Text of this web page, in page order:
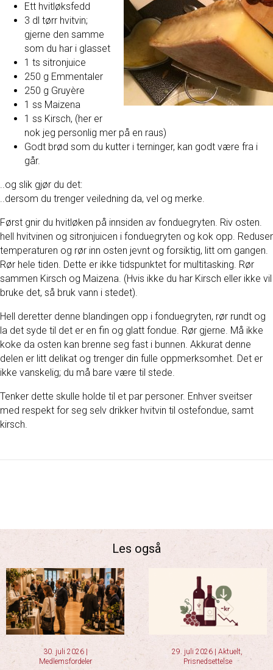
Ett hvitløksfedd
3 dl tørr hvitvin;
gjerne den samme
som du har i glasset
1 ts sitronjuice
250 g Emmentaler
250 g Gruyère
1 ss Maizena
1 ss Kirsch, (her er
nok jeg personlig mer på en raus)
Godt brød som du kutter i terninger, kan godt være fra i
går.
..og slik gjør du det:
..dersom du trenger veiledning da, vel og merke.
Først gnir du hvitløken på innsiden av fonduegryten. Riv osten.
hell hvitvinen og sitronjuicen i fonduegryten og kok opp. Reduser
temperaturen og rør inn osten jevnt og forsiktig, litt om gangen.
Rør hele tiden. Dette er ikke tidspunktet for multitasking. Rør
sammen Kirsch og Maizena. (Hvis ikke du har Kirsch eller ikke vil
bruke det, så bruk vann i stedet).
Hell deretter denne blandingen opp i fonduegryten, rør rundt og
la det syde til det er en fin og glatt fondue. Rør gjerne. Må ikke
koke da osten kan brenne seg fast i bunnen. Akkurat denne
delen er litt delikat og trenger din fulle oppmerksomhet. Det er
ikke vanskelig; du må bare være til stede.
Tenker dette skulle holde til et par personer. Enhver sveitser
med respekt for seg selv drikker hvitvin til ostefondue, samt
kirsch.
Les også
30. juli 2026 |
Medlemsfordeler
29. juli 2026 | Aktuelt,
Prisnedsettelse